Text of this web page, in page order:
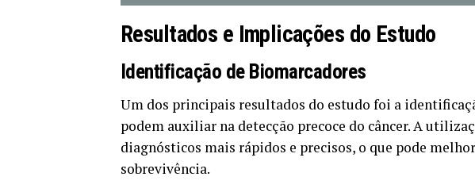
Resultados e Implicações do Estudo
Identificação de Biomarcadores
Um dos principais resultados do estudo foi a
podem auxiliar na detecção precoce do câncer. A
diagnósticos mais rápidos e precisos, o que pode
sobrevivência.